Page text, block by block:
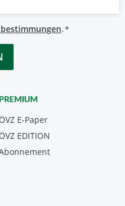
.*
ÖVZ E-Paper
ÖVZ EDITION